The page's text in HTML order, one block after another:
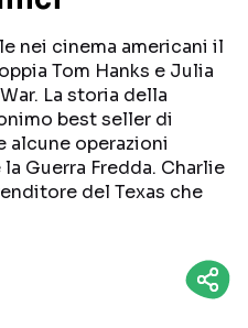
TRAILER
BOX OFFICE
nei cinema americani il
Tom Hanks e Julia
La storia della
best seller di
alcune operazioni
Guerra Fredda. Charlie
del Texas che